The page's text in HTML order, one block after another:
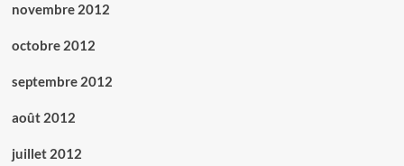
novembre 2012
octobre 2012
septembre 2012
août 2012
juillet 2012